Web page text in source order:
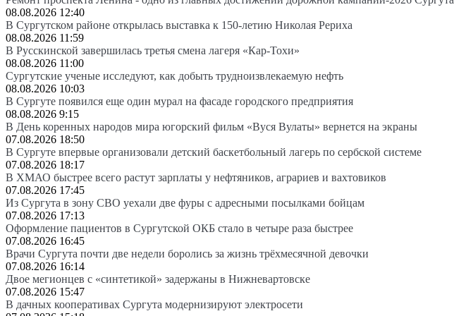
08.08.2026 12:40
В Сургутском районе открылась выставка к 150-летию Николая Рериха
08.08.2026 11:59
В Русскинской завершилась третья смена лагеря «Кар-Тохи»
08.08.2026 11:00
Сургутские ученые исследуют, как добыть трудноизвлекаемую нефть
08.08.2026 10:03
В Сургуте появился еще один мурал на фасаде городского предприятия
08.08.2026 9:15
В День коренных народов мира югорский фильм «Вуся Вулаты» вернется на экраны
07.08.2026 18:50
В Сургуте впервые организовали детский баскетбольный лагерь по сербской системе
07.08.2026 18:17
В ХМАО быстрее всего растут зарплаты у нефтяников, аграриев и вахтовиков
07.08.2026 17:45
Из Сургута в зону СВО уехали две фуры с адресными посылками бойцам
07.08.2026 17:13
Оформление пациентов в Сургутской ОКБ стало в четыре раза быстрее
07.08.2026 16:45
Врачи Сургута почти две недели боролись за жизнь трёхмесячной девочки
07.08.2026 16:14
Двое мегионцев с «синтетикой» задержаны в Нижневартовске
07.08.2026 15:47
В дачных кооперативах Сургута модернизируют электросети